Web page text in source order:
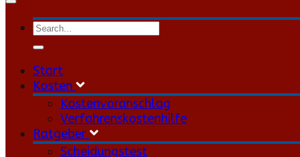
Toggle
navigation
Start
Kosten
Kostenvoranschlag
Verfahrenskostenhilfe
Ratgeber
Scheidungstest